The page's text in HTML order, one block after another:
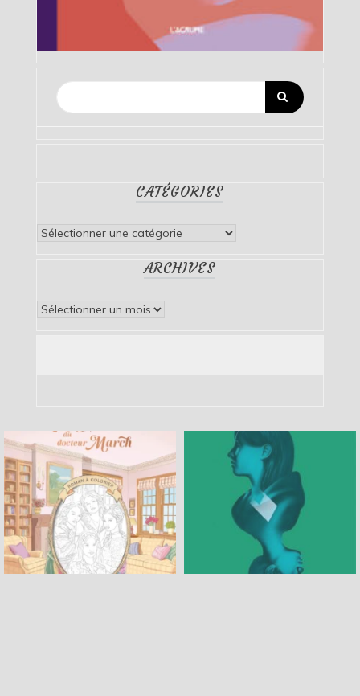
CATÉGORIES
Catégories
ARCHIVES
Archives